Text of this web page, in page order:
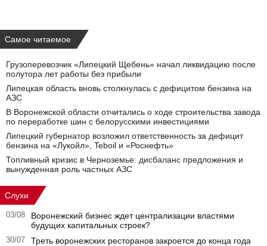
Самое читаемое
Грузоперевозчик «Липецкий Щебень» начал ликвидацию после
полутора лет работы без прибыли
Липецкая область вновь столкнулась с дефицитом бензина на
АЗС
В Воронежской области отчитались о ходе строительства завода
по переработке шин с белорусскими инвестициями
Липецкий губернатор возложил ответственность за дефицит
бензина на «Лукойл», Teboil и «Роснефть»
Топливный кризис в Черноземье: дисбаланс предложения и
вынужденная роль частных АЗС
Слухи
03/08
Воронежский бизнес ждет централизации властями
будущих капитальных строек?
30/07 Треть воронежских ресторанов закроется до конца года